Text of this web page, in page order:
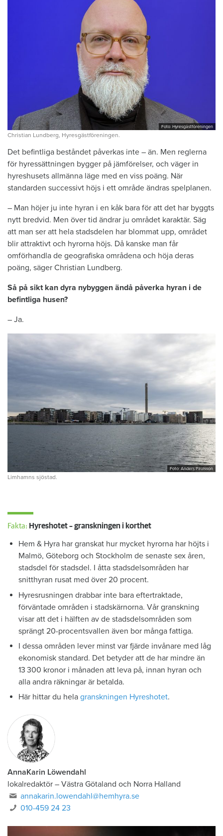
Foto: Hyresgästföreningen
Christian Lundberg, Hyresgästföreningen.
Det befintliga beståndet påverkas inte – än. Men reglerna
för hyressättningen bygger på jämförelser, och väger in
hyreshusets allmänna läge med en viss poäng. När
standarden successivt höjs i ett område ändras spelplanen.
– Man höjer ju inte hyran i en kåk bara för att det har byggts
nytt bredvid. Men över tid ändrar ju området karaktär. Säg
att man ser att hela stadsdelen har blommat upp, området
blir attraktivt och hyrorna höjs. Då kanske man får
omförhandla de geografiska områdena och höja deras
poäng, säger Christian Lundberg.
Så på sikt kan dyra nybyggen ändå påverka hyran i de
befintliga husen?
– Ja.
Foto: Anders Paulsson
Limhamns sjöstad.
Fakta: Hyreshotet – granskningen i korthet
Hem & Hyra har granskat hur mycket hyrorna har höjts i
Malmö, Göteborg och Stockholm de senaste sex åren,
stadsdel för stadsdel. I åtta stadsdelsområden har
snitthyran rusat med över 20 procent.
Hyresrusningen drabbar inte bara eftertraktade,
förväntade områden i stadskärnorna. Vår granskning
visar att det i hälften av de stadsdelsområden som
sprängt 20-procentsvallen även bor många fattiga.
I dessa områden lever minst var fjärde invånare med låg
ekonomisk standard. Det betyder att de har mindre än
13 300 kronor i månaden att leva på, innan hyran och
alla andra räkningar är betalda.
Här hittar du helagranskningen Hyreshotet.
AnnaKarin Löwendahl
lokalredaktör – Västra Götaland och Norra Halland
annakarin.lowendahl@hemhyra.se
010-459 24 23